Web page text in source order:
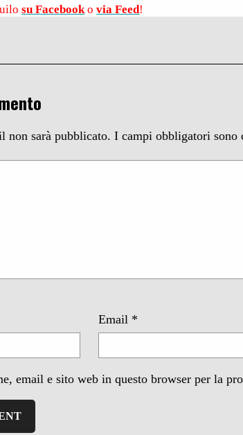
su Facebook ovia Feed!
non sarà pubblicato. I campi obbligatori sono
Email *
email e sito web in questo browser per la